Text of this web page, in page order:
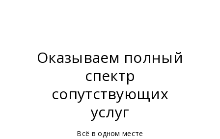
Оказываем полный
спектр
сопутствующих
услуг
Всё в одном месте